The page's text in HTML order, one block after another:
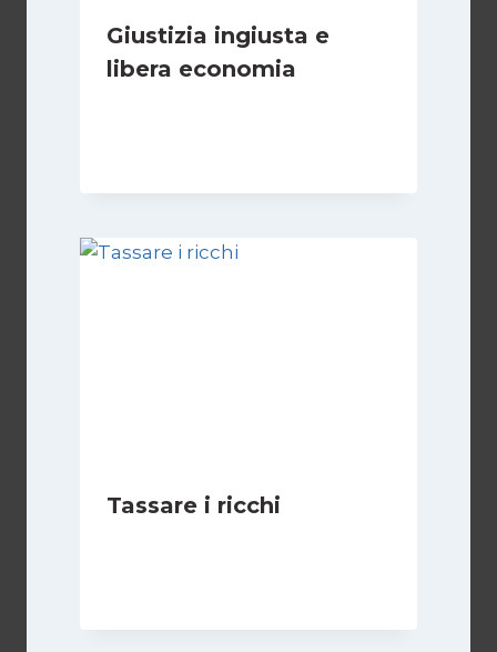
Giustizia ingiusta e
libera economia
Tassare i ricchi